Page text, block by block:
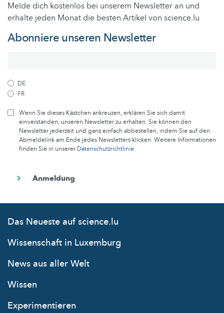
Melde dich kostenlos bei unserem Newsletter an und
erhalte jeden Monat die besten Artikel von science.lu
Abonniere unseren Newsletter
DE
FR
Wenn Sie dieses Kästchen ankreuzen, erklären Sie sich damit
einverstanden, unseren Newsletter zu erhalten. Sie können den
Newsletter jederzeit und ganz einfach abbestellen, indem Sie auf den
Abmeldelink am Ende jedes Newsletters klicken. Weitere Informationen
finden Sie in unsererDatenschutzrichtlinie.
Das Neueste auf science.lu
Wissenschaft in Luxemburg
News aus aller Welt
Wissen
Experimentieren